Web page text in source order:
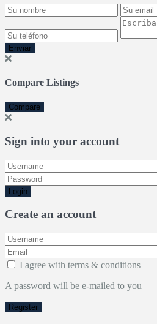
Enviar
Compare Listings
Compare
Sign into your account
Login
Create an account
I agree with terms & conditions
A password will be e-mailed to you
Register